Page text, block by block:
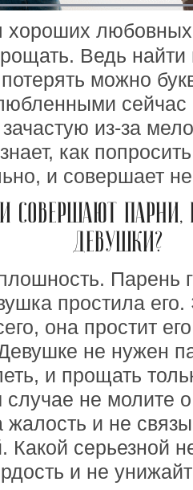
хороших
Ведь
можно
сейчас
из-за
как
и совершает
СОВЕРШАЮТ ПАРНИ,
ДЕВУШКИ?
Парень
простила
она простит
не нужен
и прощать
случае не молите
жалость и не
Какой серьезной
и не